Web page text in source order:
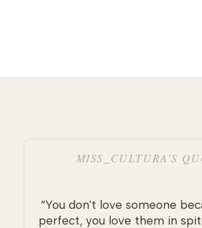
MISS_CULTURA’S
“You don't love someone
perfect, you love them in